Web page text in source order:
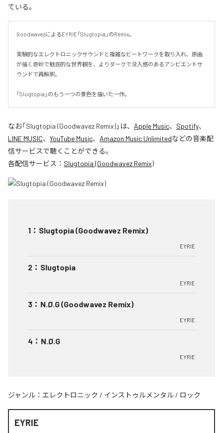
ている。
GoodwavezによるEYRIE「Slugtopia」のRemix。
実験的なエレクトロニックサウンドと複雑なビートワークを取り入れ、原曲
が描く奇妙で魅惑的な世界観を、よりダークで没入感のあるアンビエントサ
ウンドで再解釈。
「Slugtopia」のもう一つの景色を描いた一作。
なお「Slugtopia (Goodwavez Remix)」は、 Apple Music、 Spotify、
LINE MUSIC、 YouTube Music、 Amazon Music Unlimitedなどの音楽配
信サービスで聴くことができる。
各配信サービス： Slugtopia (Goodwavez Remix)
1 ： Slugtopia (Goodwavez Remix)
EYRIE
2 ： Slugtopia
EYRIE
3 ： N.Ø.G (Goodwavez Remix)
EYRIE
4 ： N.Ø.G
EYRIE
ジャンル： エレクトロニック / インストゥルメンタル / ロック
EYRIE